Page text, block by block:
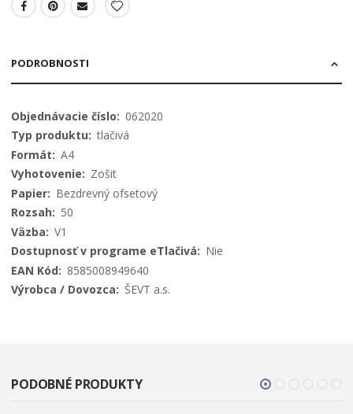
PODROBNOSTI
Viac
informácií
062020
tlačivá
A4
Zošit
Bezdrevný ofsetový
50
V1
Nie
8585008949640
ŠEVT a.s.
PODOBNÉ PRODUKTY